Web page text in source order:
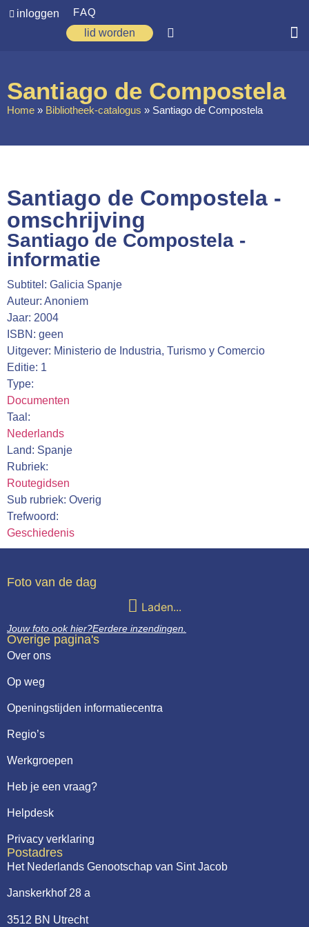
inloggen
FAQ
lid worden
Zoeken
Ervaringen
Regio’s
Nieuws
Webshop
Contact
Santiago de Compostela
Home » Bibliotheek-catalogus » Santiago de Compostela
Santiago de Compostela -
omschrijving
Santiago de Compostela -
informatie
Subtitel: Galicia Spanje
Auteur: Anoniem
Jaar: 2004
ISBN: geen
Uitgever: Ministerio de Industria, Turismo y Comercio
Editie: 1
Type:
Documenten
Taal:
Nederlands
Land: Spanje
Rubriek:
Routegidsen
Sub rubriek: Overig
Trefwoord:
Geschiedenis
Foto van de dag
Laden...
Jouw foto ook hier?Eerdere inzendingen.
Overige pagina's
Over ons
Op weg
Openingstijden informatiecentra
Regio’s
Werkgroepen
Heb je een vraag?
Helpdesk
Privacy verklaring
Postadres
Het Nederlands Genootschap van Sint Jacob
Janskerkhof 28 a
3512 BN Utrecht